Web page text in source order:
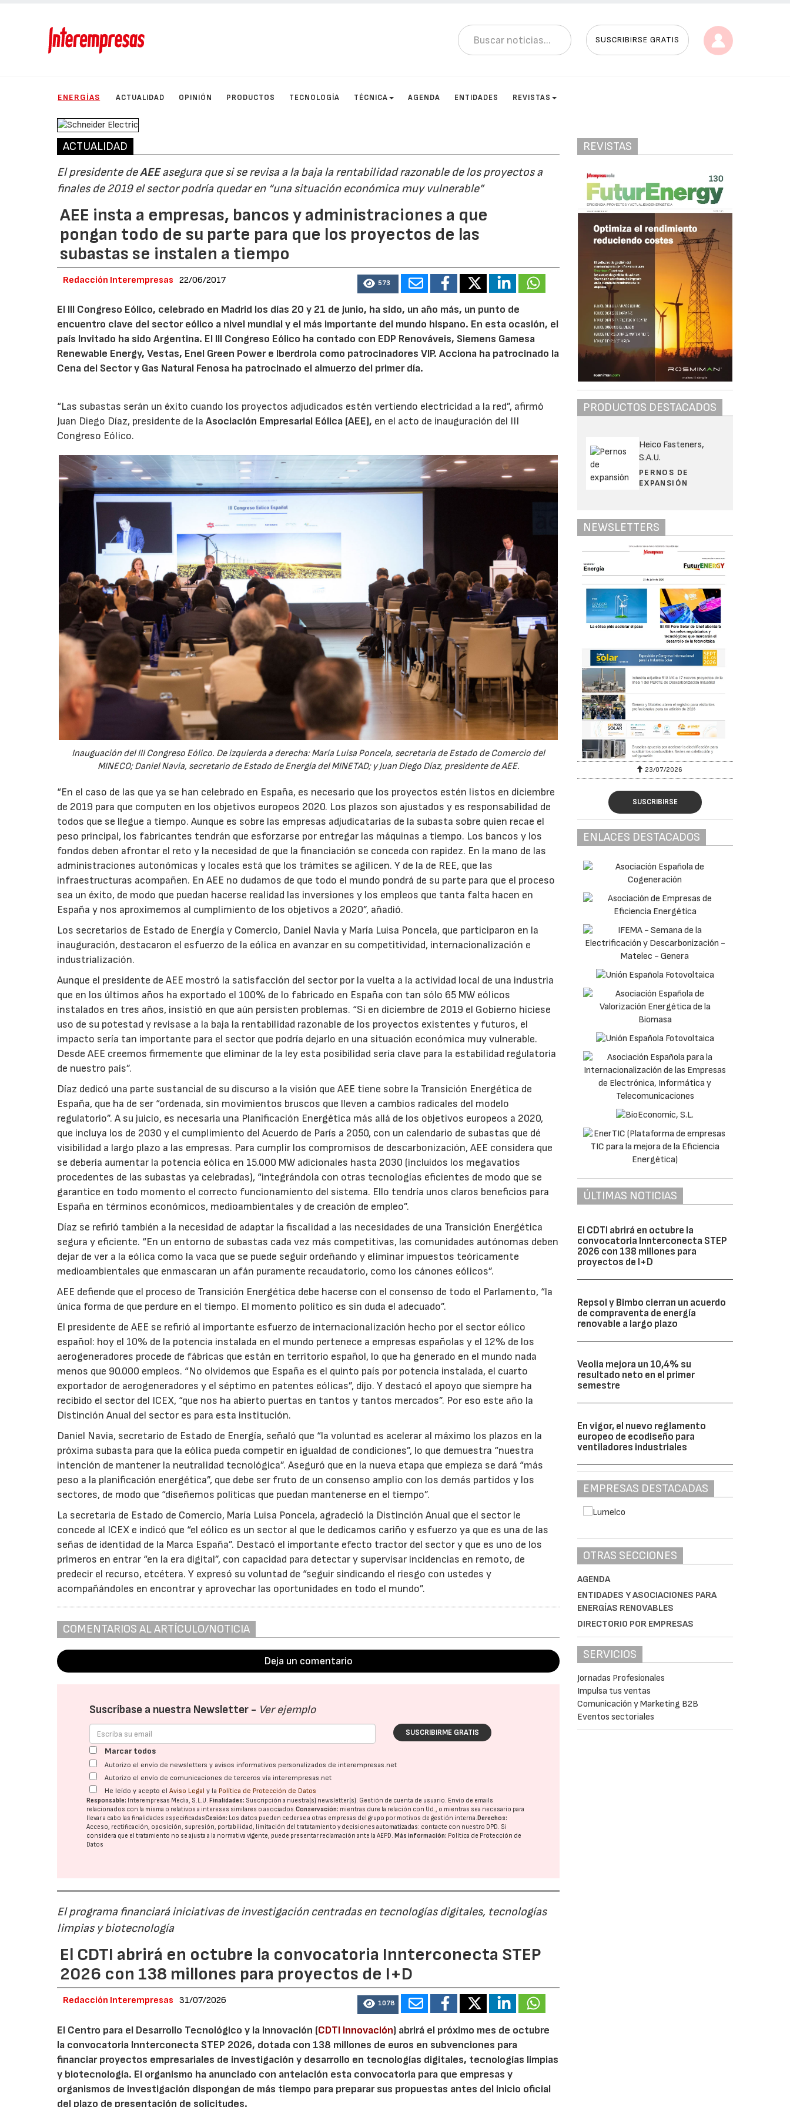
SUSCRIBIRSE GRATIS
ENERGÍAS ACTUALIDAD OPINIÓN PRODUCTOS TECNOLOGÍA TÉCNICA AGENDA ENTIDADES REVISTAS
ACTUALIDAD
El presidente deAEEasegura que si se revisa a la baja la rentabilidad razonable de los proyectos a
finales de 2019 el sector podría quedar en “una situación económica muy vulnerable”
AEE insta a empresas, bancos y administraciones a que
pongan todo de su parte para que los proyectos de las
subastas se instalen a tiempo
Redacción Interempresas 22/06/2017 573
El III Congreso Eólico, celebrado en Madrid los días 20 y 21 de junio, ha sido, un año más, un punto de
encuentro clave del sector eólico a nivel mundial y el más importante del mundo hispano. En esta ocasión, el
país Invitado ha sido Argentina. El III Congreso Eólico ha contado con EDP Renováveis, Siemens Gamesa
Renewable Energy, Vestas, Enel Green Power e Iberdrola como patrocinadores VIP. Acciona ha patrocinado la
Cena del Sector y Gas Natural Fenosa ha patrocinado el almuerzo del primer día.
“Las subastas serán un éxito cuando los proyectos adjudicados estén vertiendo electricidad a la red”, afirmó
Juan Diego Díaz, presidente de laAsociación Empresarial Eólica (AEE), en el acto de inauguración del III
Congreso Eólico.
Inauguación del III Congreso Eólico. De izquierda a derecha: María Luisa Poncela, secretaria de Estado de Comercio del
MINECO; Daniel Navia, secretario de Estado de Energía del MINETAD; y Juan Diego Díaz, presidente de AEE.
“En el caso de las que ya se han celebrado en España, es necesario que los proyectos estén listos en diciembre
de 2019 para que computen en los objetivos europeos 2020. Los plazos son ajustados y es responsabilidad de
todos que se llegue a tiempo. Aunque es sobre las empresas adjudicatarias de la subasta sobre quien recae el
peso principal, los fabricantes tendrán que esforzarse por entregar las máquinas a tiempo. Los bancos y los
fondos deben afrontar el reto y la necesidad de que la financiación se conceda con rapidez. En la mano de las
administraciones autonómicas y locales está que los trámites se agilicen. Y de la de REE, que las
infraestructuras acompañen. En AEE no dudamos de que todo el mundo pondrá de su parte para que el proceso
sea un éxito, de modo que puedan hacerse realidad las inversiones y los empleos que tanta falta hacen en
España y nos aproximemos al cumplimiento de los objetivos a 2020”, añadió.
Los secretarios de Estado de Energía y Comercio, Daniel Navia y María Luisa Poncela, que participaron en la
inauguración, destacaron el esfuerzo de la eólica en avanzar en su competitividad, internacionalización e
industrialización.
Aunque el presidente de AEE mostró la satisfacción del sector por la vuelta a la actividad local de una industria
que en los últimos años ha exportado el 100% de lo fabricado en España con tan sólo 65 MW eólicos
instalados en tres años, insistió en que aún persisten problemas. “Si en diciembre de 2019 el Gobierno hiciese
uso de su potestad y revisase a la baja la rentabilidad razonable de los proyectos existentes y futuros, el
impacto sería tan importante para el sector que podría dejarlo en una situación económica muy vulnerable.
Desde AEE creemos firmemente que eliminar de la ley esta posibilidad sería clave para la estabilidad regulatoria
de nuestro país”.
Díaz dedicó una parte sustancial de su discurso a la visión que AEE tiene sobre la Transición Energética de
España, que ha de ser “ordenada, sin movimientos bruscos que lleven a cambios radicales del modelo
regulatorio”. A su juicio, es necesaria una Planificación Energética más allá de los objetivos europeos a 2020,
que incluya los de 2030 y el cumplimiento del Acuerdo de París a 2050, con un calendario de subastas que dé
visibilidad a largo plazo a las empresas. Para cumplir los compromisos de descarbonización, AEE considera que
se debería aumentar la potencia eólica en 15.000 MW adicionales hasta 2030 (incluidos los megavatios
procedentes de las subastas ya celebradas), “integrándola con otras tecnologías eficientes de modo que se
garantice en todo momento el correcto funcionamiento del sistema. Ello tendría unos claros beneficios para
España en términos económicos, medioambientales y de creación de empleo”.
Díaz se refirió también a la necesidad de adaptar la fiscalidad a las necesidades de una Transición Energética
segura y eficiente. “En un entorno de subastas cada vez más competitivas, las comunidades autónomas deben
dejar de ver a la eólica como la vaca que se puede seguir ordeñando y eliminar impuestos teóricamente
medioambientales que enmascaran un afán puramente recaudatorio, como los cánones eólicos”.
AEE defiende que el proceso de Transición Energética debe hacerse con el consenso de todo el Parlamento, “la
única forma de que perdure en el tiempo. El momento político es sin duda el adecuado”.
El presidente de AEE se refirió al importante esfuerzo de internacionalización hecho por el sector eólico
español: hoy el 10% de la potencia instalada en el mundo pertenece a empresas españolas y el 12% de los
aerogeneradores procede de fábricas que están en territorio español, lo que ha generado en el mundo nada
menos que 90.000 empleos. “No olvidemos que España es el quinto país por potencia instalada, el cuarto
exportador de aerogeneradores y el séptimo en patentes eólicas”, dijo. Y destacó el apoyo que siempre ha
recibido el sector del ICEX, “que nos ha abierto puertas en tantos y tantos mercados”. Por eso este año la
Distinción Anual del sector es para esta institución.
Daniel Navia, secretario de Estado de Energía, señaló que “la voluntad es acelerar al máximo los plazos en la
próxima subasta para que la eólica pueda competir en igualdad de condiciones”, lo que demuestra “nuestra
intención de mantener la neutralidad tecnológica”. Aseguró que en la nueva etapa que empieza se dará “más
peso a la planificación energética”, que debe ser fruto de un consenso amplio con los demás partidos y los
sectores, de modo que “diseñemos políticas que puedan mantenerse en el tiempo”.
La secretaria de Estado de Comercio, María Luisa Poncela, agradeció la Distinción Anual que el sector le
concede al ICEX e indicó que “el eólico es un sector al que le dedicamos cariño y esfuerzo ya que es una de las
señas de identidad de la Marca España”. Destacó el importante efecto tractor del sector y que es uno de los
primeros en entrar “en la era digital”, con capacidad para detectar y supervisar incidencias en remoto, de
predecir el recurso, etcétera. Y expresó su voluntad de “seguir sindicando el riesgo con ustedes y
acompañándoles en encontrar y aprovechar las oportunidades en todo el mundo”.
COMENTARIOS AL ARTÍCULO/NOTICIA
Deja un comentario
Suscríbase a nuestra Newsletter - Ver ejemplo
SUSCRIBIRME GRATIS
Marcar todos
Autorizo el envío de newsletters y avisos informativos personalizados de interempresas.net
Autorizo el envío de comunicaciones de terceros vía interempresas.net
He leído y acepto elAviso Legal y la Política de Protección de Datos
Responsable: Interempresas Media, S.L.U. Finalidades: Suscripción a nuestra(s) newsletter(s). Gestión de cuenta de usuario. Envío de emails
relacionados con la misma o relativos a intereses similares o asociados.Conservación: mientras dure la relación con Ud., o mientras sea necesario para
llevar a cabo las finalidades especificadasCesión: Los datos pueden cederse a otras empresas del grupo por motivos de gestión interna. Derechos:
Acceso, rectificación, oposición, supresión, portabilidad, limitación del tratatamiento y decisiones automatizadas: contacte con nuestro DPD. Si
considera que el tratamiento no se ajusta a la normativa vigente, puede presentar reclamación ante laAEPD. Más información: Política de Protección de
Datos
El programa financiará iniciativas de investigación centradas en tecnologías digitales, tecnologías
limpias y biotecnología
El CDTI abrirá en octubre la convocatoria Innterconecta STEP
2026 con 138 millones para proyectos de I+D
Redacción Interempresas 31/07/2026 1078
El Centro para el Desarrollo Tecnológico y la Innovación (CDTI Innovación) abrirá el próximo mes de octubre
la convocatoria Innterconecta STEP 2026, dotada con 138 millones de euros en subvenciones para
financiar proyectos empresariales de investigación y desarrollo en tecnologías digitales, tecnologías limpias
y biotecnología. El organismo ha anunciado con antelación esta convocatoria para que empresas y
organismos de investigación dispongan de más tiempo para preparar sus propuestas antes del inicio oficial
del plazo de presentación de solicitudes.
REVISTAS
PRODUCTOS DESTACADOS
Heico Fasteners,
S.A.U.
PERNOS DE
EXPANSIÓN
NEWSLETTERS
23/07/2026 30/07/2026 23/07/2026
SUSCRIBIRSE
ENLACES DESTACADOS
ÚLTIMAS NOTICIAS
El CDTI abrirá en octubre la
convocatoria Innterconecta STEP
2026 con 138 millones para
proyectos de I+D
Repsol y Bimbo cierran un acuerdo
de compraventa de energía
renovable a largo plazo
Veolia mejora un 10,4% su
resultado neto en el primer
semestre
En vigor, el nuevo reglamento
europeo de ecodiseño para
ventiladores industriales
EMPRESAS DESTACADAS
OTRAS SECCIONES
AGENDA
ENTIDADES Y ASOCIACIONES PARA
ENERGÍAS RENOVABLES
DIRECTORIO POR EMPRESAS
SERVICIOS
Jornadas Profesionales
Impulsa tus ventas
Comunicación y Marketing B2B
Eventos sectoriales